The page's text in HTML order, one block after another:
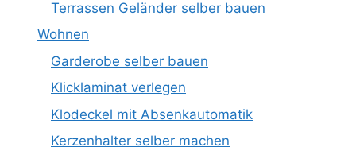
Terrassen Geländer selber bauen
Wohnen
Garderobe selber bauen
Klicklaminat verlegen
Klodeckel mit Absenkautomatik
Kerzenhalter selber machen